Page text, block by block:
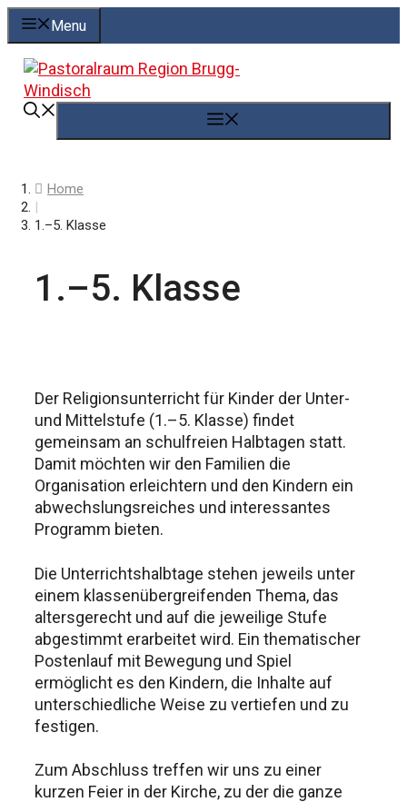
Springe
zum
Inhalt
Menu
Home
|
1.–5. Klasse
1.–5. Klasse
Der Religionsunterricht für Kinder der Unter-
und Mittelstufe (1.–5. Klasse) findet
gemeinsam an schulfreien Halbtagen statt.
Damit möchten wir den Familien die
Organisation erleichtern und den Kindern ein
abwechslungsreiches und interessantes
Programm bieten.
Die Unterrichtshalbtage stehen jeweils unter
einem klassenübergreifenden Thema, das
altersgerecht und auf die jeweilige Stufe
abgestimmt erarbeitet wird. Ein thematischer
Postenlauf mit Bewegung und Spiel
ermöglicht es den Kindern, die Inhalte auf
unterschiedliche Weise zu vertiefen und zu
festigen.
Zum Abschluss treffen wir uns zu einer
kurzen Feier in der Kirche, zu der die ganze